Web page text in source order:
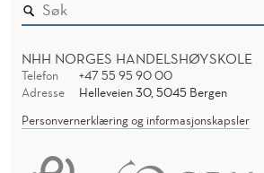
NHH NORGES HANDELSHØYSKOLE
Telefon
+47 55 95 90 00
Adresse
Helleveien 30, 5045 Bergen
Personvernerklæring og informasjonskapsler